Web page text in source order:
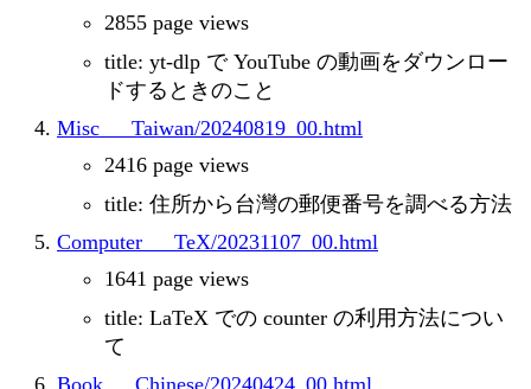
2855 page views
title: yt-dlp で YouTube の動画をダウンロー
ドするときのこと
Misc___Taiwan/20240819_00.html
2416 page views
title: 住所から台灣の郵便番号を調べる方法
Computer___TeX/20231107_00.html
1641 page views
title: LaTeX での counter の利用方法につい
て